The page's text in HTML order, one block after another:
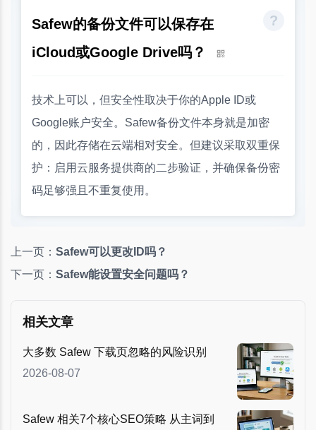
Safew的备份文件可以保存在
iCloud或Google Drive吗？
技术上可以，但安全性取决于你的Apple ID或
Google账户安全。Safew备份文件本身就是加密
的，因此存储在云端相对安全。但建议采取双重保
护：启用云服务提供商的二步验证，并确保备份密
码足够强且不重复使用。
上一页： Safew可以更改ID吗？
下一页： Safew能设置安全问题吗？
相关文章
大多数 Safew 下载页忽略的风险识别
2026-08-07
Safew 相关7个核心SEO策略 从主词到